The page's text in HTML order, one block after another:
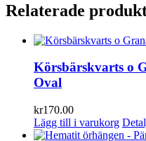
Relaterade
Körsbärskvarts o
Oval
kr170.00
Lägg till i varukorg